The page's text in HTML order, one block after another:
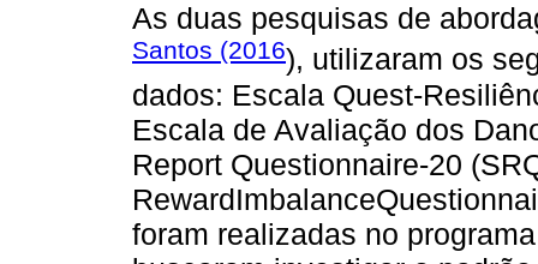
As duas pesquisas de
Santos (2016), utilizaram os
dados: Escala Quest-
Escala de Avaliação dos
Report Questionnaire-20
foram realizadas no